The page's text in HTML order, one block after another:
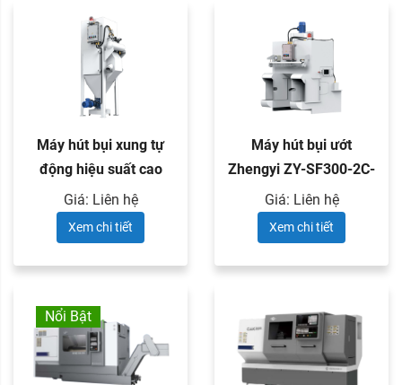
Máy hút bụi xung tự
động hiệu suất cao
Zhengyi ...
Giá: Liên hệ
Xem chi tiết
Máy hút bụi ướt
Zhengyi ZY-SF300-2C-
1
Giá: Liên hệ
Xem chi tiết
Nổi Bật